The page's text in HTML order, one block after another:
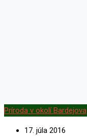
Príroda v okolí Bardejova
17. júla 2016